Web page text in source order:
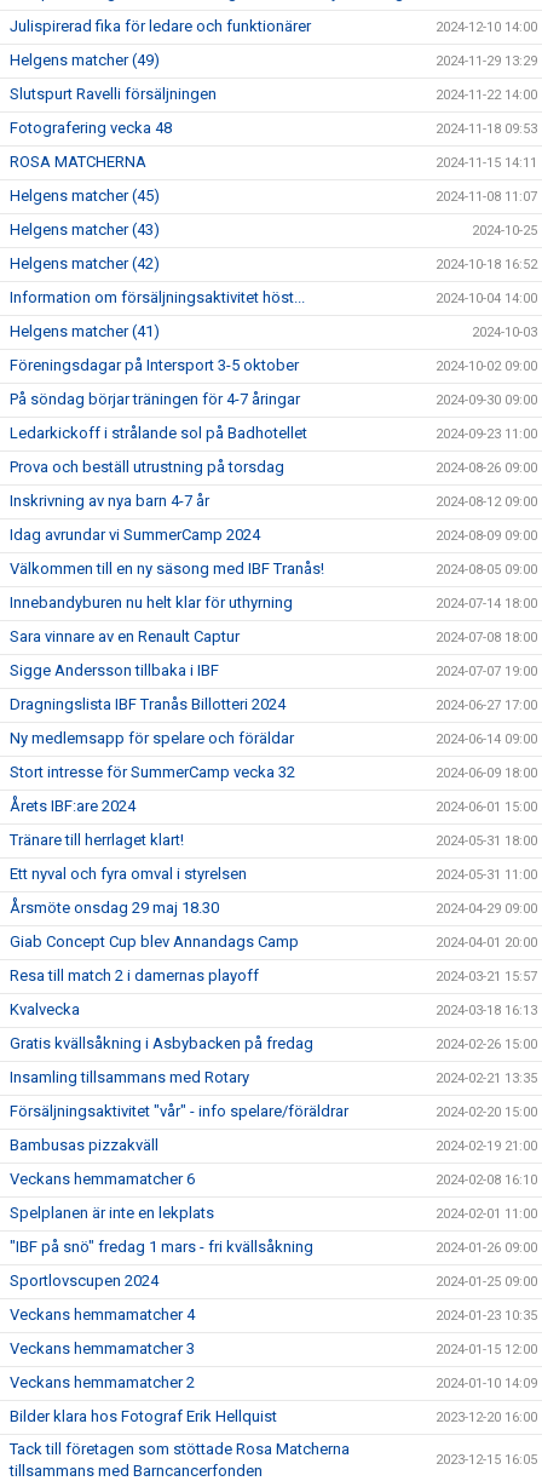
Julispirerad fika för ledare och funktionärer 2024-12-10 14:00
Helgens matcher (49) 2024-11-29 13:29
Slutspurt Ravelli försäljningen 2024-11-22 14:00
Fotografering vecka 48 2024-11-18 09:53
ROSA MATCHERNA 2024-11-15 14:11
Helgens matcher (45) 2024-11-08 11:07
Helgens matcher (43) 2024-10-25
Helgens matcher (42) 2024-10-18 16:52
Information om försäljningsaktivitet höst... 2024-10-04 14:00
Helgens matcher (41) 2024-10-03
Föreningsdagar på Intersport 3-5 oktober 2024-10-02 09:00
På söndag börjar träningen för 4-7 åringar 2024-09-30 09:00
Ledarkickoff i strålande sol på Badhotellet 2024-09-23 11:00
Prova och beställ utrustning på torsdag 2024-08-26 09:00
Inskrivning av nya barn 4-7 år 2024-08-12 09:00
Idag avrundar vi SummerCamp 2024 2024-08-09 09:00
Välkommen till en ny säsong med IBF Tranås! 2024-08-05 09:00
Innebandyburen nu helt klar för uthyrning 2024-07-14 18:00
Sara vinnare av en Renault Captur 2024-07-08 18:00
Sigge Andersson tillbaka i IBF 2024-07-07 19:00
Dragningslista IBF Tranås Billotteri 2024 2024-06-27 17:00
Ny medlemsapp för spelare och föräldar 2024-06-14 09:00
Stort intresse för SummerCamp vecka 32 2024-06-09 18:00
Årets IBF:are 2024 2024-06-01 15:00
Tränare till herrlaget klart! 2024-05-31 18:00
Ett nyval och fyra omval i styrelsen 2024-05-31 11:00
Årsmöte onsdag 29 maj 18.30 2024-04-29 09:00
Giab Concept Cup blev Annandags Camp 2024-04-01 20:00
Resa till match 2 i damernas playoff 2024-03-21 15:57
Kvalvecka 2024-03-18 16:13
Gratis kvällsåkning i Asbybacken på fredag 2024-02-26 15:00
Insamling tillsammans med Rotary 2024-02-21 13:35
Försäljningsaktivitet "vår" - info spelare/föräldrar 2024-02-20 15:00
Bambusas pizzakväll 2024-02-19 21:00
Veckans hemmamatcher 6 2024-02-08 16:10
Spelplanen är inte en lekplats 2024-02-01 11:00
"IBF på snö" fredag 1 mars - fri kvällsåkning 2024-01-26 09:00
Sportlovscupen 2024 2024-01-25 09:00
Veckans hemmamatcher 4 2024-01-23 10:35
Veckans hemmamatcher 3 2024-01-15 12:00
Veckans hemmamatcher 2 2024-01-10 14:09
Bilder klara hos Fotograf Erik Hellquist 2023-12-20 16:00
Tack till företagen som stöttade Rosa Matcherna
tillsammans med Barncancerfonden
2023-12-15 16:05